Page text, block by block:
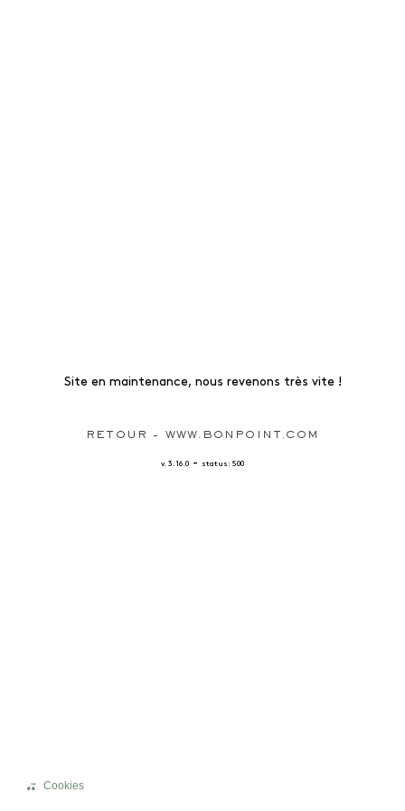
Site en maintenance, nous revenons très vite !
RETOUR - WWW.BONPOINT.COM
v. 3.16.0 - status: 500